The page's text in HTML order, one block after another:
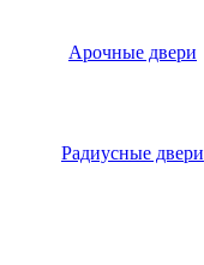
Арочные двери
Радиусные двери